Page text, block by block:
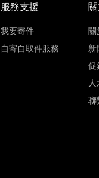
服務支援
我要寄件
自寄自取件服務
關
新
促
聯